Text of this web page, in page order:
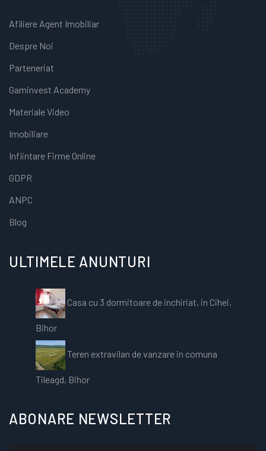
Afiliere Agent Imobiliar
Despre Noi
Parteneriat
Gaminvest Academy
Materiale Video
Imobiliare
Infiintare Firme Online
GDPR
ANPC
Blog
ULTIMELE ANUNTURI
Casa cu 3 dormitoare de inchiriat, in Cihei,
Bihor
Teren extravilan de vanzare in comuna
Tileagd, Bihor
ABONARE NEWSLETTER